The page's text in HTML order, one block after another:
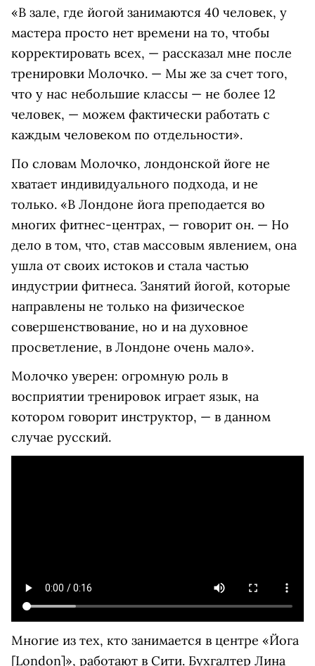
«В зале, где йогой занимаются 40 человек, у
мастера просто нет времени на то, чтобы
корректировать всех, — рассказал мне после
тренировки Молочко. — Мы же за счет того,
что у нас небольшие классы — не более 12
человек, — можем фактически работать с
каждым человеком по отдельности».
По словам Молочко, лондонской йоге не
хватает индивидуального подхода, и не
только. «В Лондоне йога преподается во
многих фитнес-центрах, — говорит он. — Но
дело в том, что, став массовым явлением, она
ушла от своих истоков и стала частью
индустрии фитнеса. Занятий йогой, которые
направлены не только на физическое
совершенствование, но и на духовное
просветление, в Лондоне очень мало».
Молочко уверен: огромную роль в
восприятии тренировок играет язык, на
котором говорит инструктор, — в данном
случае русский.
Многие из тех, кто занимается в центре «Йога
[London]», работают в Сити. Бухгалтер Лина